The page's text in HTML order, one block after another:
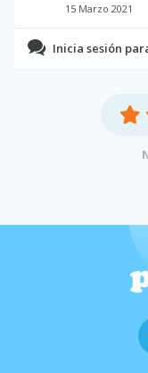
15 Marzo 2021
Inicia sesión